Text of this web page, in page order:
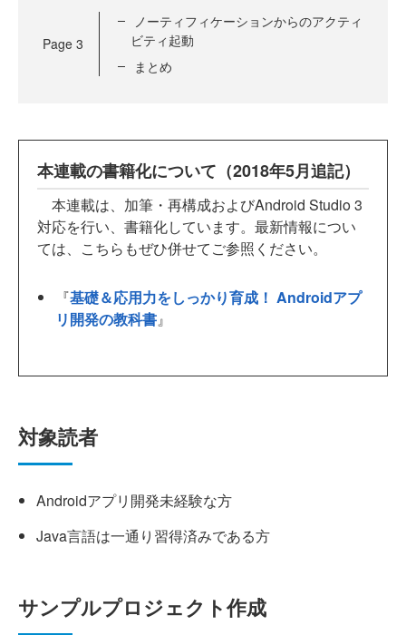
Page 3
ノーティフィケーションからのアクティ
ビティ起動
まとめ
本連載の書籍化について（2018年5月追記）
本連載は、加筆・再構成およびAndroid Studio 3
対応を行い、書籍化しています。最新情報につい
ては、こちらもぜひ併せてご参照ください。
『基礎＆応用力をしっかり育成！ Androidアプ
リ開発の教科書』
対象読者
Androidアプリ開発未経験な方
Java言語は一通り習得済みである方
サンプルプロジェクト作成